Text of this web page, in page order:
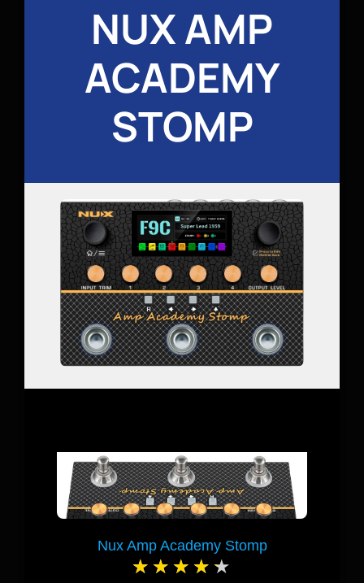
NUX AMP
ACADEMY
STOMP
Nux Amp Academy Stomp